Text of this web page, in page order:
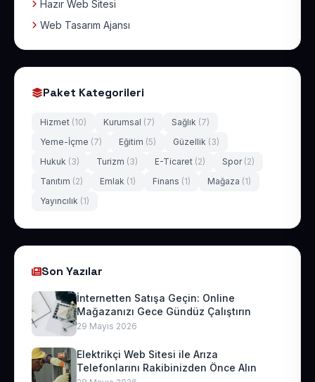
Hazır Web Sitesi
Web Tasarım Ajansı
Paket Kategorileri
Hizmet (10) Kurumsal (7) Sağlık (7)
Yeme-İçme (7) Eğitim (5) Güzellik (3)
Hukuk (3) Turizm (3) E-Ticaret (2) Spor (2)
Tanıtım (2) Emlak (1) Finans (1) Mağaza (1)
Yayıncılık (1)
Son Yazılar
İnternetten Satışa Geçin: Online
Mağazanızı Gece Gündüz Çalıştırın
29 Mayıs 2026
Elektrikçi Web Sitesi ile Arıza
Telefonlarını Rakibinizden Önce Alın